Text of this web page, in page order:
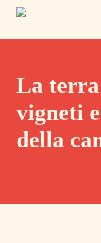
Skip
main
La
vigneti
della